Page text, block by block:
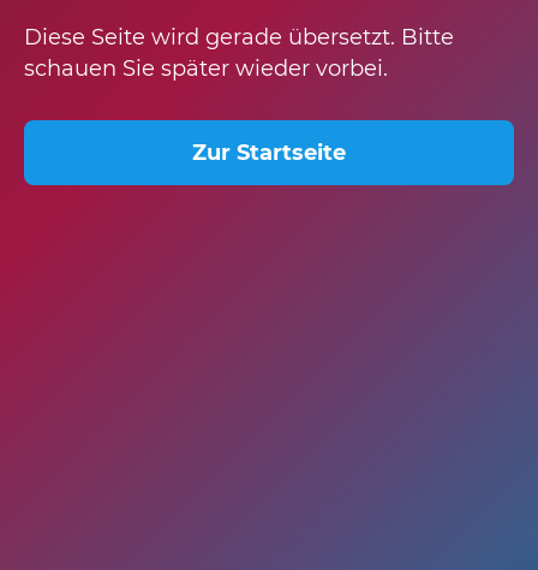
Diese Seite wird gerade übersetzt. Bitte
schauen Sie später wieder vorbei.
Zur Startseite